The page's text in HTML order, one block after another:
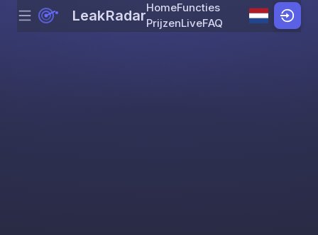
Skip to content
Menu LeakRadarHomeFuncties
PrijzenLiveFAQ